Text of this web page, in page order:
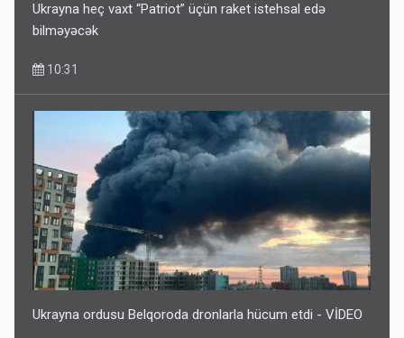
Ukrayna heç vaxt “Patriot” üçün raket istehsal edə
bilməyəcək
10:31
Ukrayna ordusu Belqoroda dronlarla hücum etdi - VİDEO